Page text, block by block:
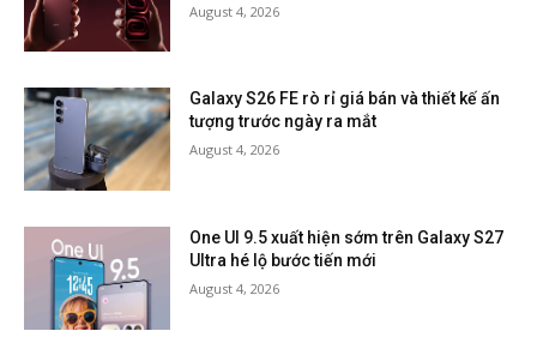
August 4, 2026
Galaxy S26 FE rò rỉ giá bán và thiết kế ấn
tượng trước ngày ra mắt
August 4, 2026
One UI 9.5 xuất hiện sớm trên Galaxy S27
Ultra hé lộ bước tiến mới
August 4, 2026